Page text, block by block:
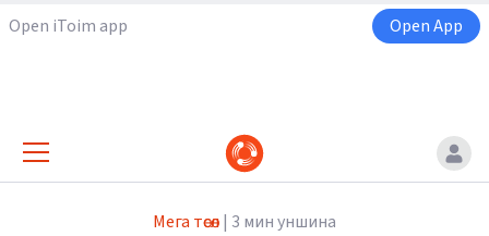
Open iToim app Open App
Мега төсөл| 3 мин уншина